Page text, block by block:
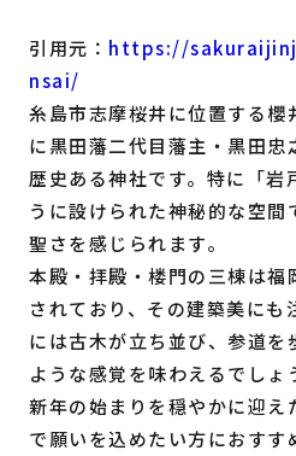
引用元： https://
nsai/
糸島市志摩桜井に位置する櫻
に黒田藩二代目藩主・黒田忠
歴史ある神社です。特に「岩
うに設けられた神秘的な空
聖さを感じられます。
本殿・拝殿・楼門の三棟は福
されており、その建築美にも
には古木が立ち並び、参道を
ような感覚を味わえるでしょ
新年の始まりを穏やかに迎え
で願いを込めたい方におすす